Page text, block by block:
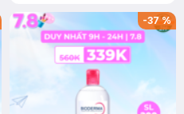
(SL có hạn)
-37%